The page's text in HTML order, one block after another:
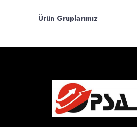
Ürün Gruplarımız